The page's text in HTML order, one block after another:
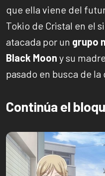
que ella viene del
Tokio de Cristal en el
atacada por un grupo
Black Moon y su
pasado en busca de la
Continúa el